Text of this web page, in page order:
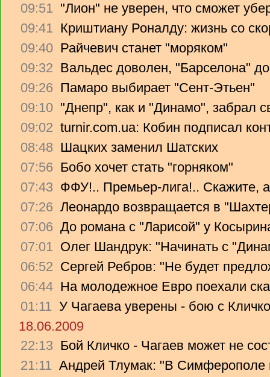
09:51 "Лион" не уверен, что сможет
09:41 Криштиану Роналду: жизнь со
09:40 Райчевич станет "моряком"
09:32 Вальдес доволен, "Барселона"
09:26 Памаро выбирает "Сент-Этьен"
09:10 "Днепр", как и "Динамо", забрал
09:02 turnir.com.ua: Кобин подписал
08:48 Шацких заменил Шатских
07:56 Бобо хочет стать "горняком"
07:43 ФФУ!.. Премьер-лига!.. Скажите,
07:26 Леонардо возвращается в
07:06 До романа с "Ларисой" у
07:01 Олег Шандрук: "Начинать с
06:52 Сергей Ребров: "Не будет
06:44 На молодежное Евро поехали
01:11 У Чагаева уверены - бою с
18.06.2009
22:13 Бой Кличко - Чагаев может не
21:11 Андрей Тлумак: "В Симферополе